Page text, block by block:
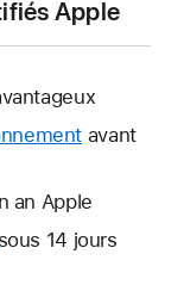
Apple
avant
an Apple
Une
sous 14 jours